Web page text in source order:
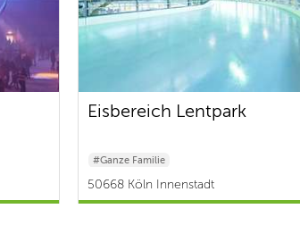
Eisbereich Lentpark
#Ganze Familie
50668 Köln Innenstadt